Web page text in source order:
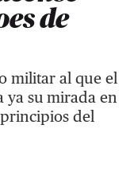
de
militar al que el
ya su mirada en
del